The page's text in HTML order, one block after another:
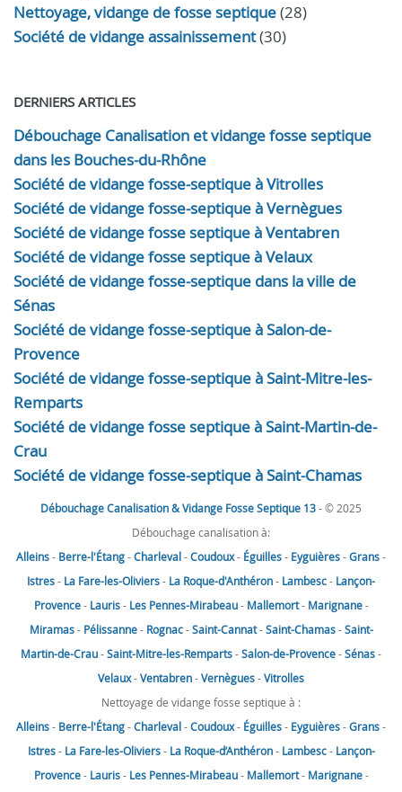
Nettoyage, vidange de fosse septique(28)
Société de vidange assainissement(30)
DERNIERS ARTICLES
Débouchage Canalisation et vidange fosse septique
dans les Bouches-du-Rhône
Société de vidange fosse-septique à Vitrolles
Société de vidange fosse-septique à Vernègues
Société de vidange fosse septique à Ventabren
Société de vidange fosse septique à Velaux
Société de vidange fosse-septique dans la ville de
Sénas
Société de vidange fosse-septique à Salon-de-
Provence
Société de vidange fosse-septique à Saint-Mitre-les-
Remparts
Société de vidange fosse septique à Saint-Martin-de-
Crau
Société de vidange fosse-septique à Saint-Chamas
Débouchage Canalisation & Vidange Fosse Septique 13- © 2025
Débouchage canalisation à:
Alleins- Berre-l'Étang-Charleval-Coudoux- Éguilles- Eyguières-Grans-
Istres- La Fare-les-Oliviers- La Roque-d'Anthéron- Lambesc- Lançon-
Provence- Lauris- Les Pennes-Mirabeau- Mallemort- Marignane-
Miramas- Pélissanne- Rognac-Saint-Cannat-Saint-Chamas-Saint-
Martin-de-Crau-Saint-Mitre-les-Remparts-Salon-de-Provence-Sénas-
Velaux-Ventabren-Vernègues-Vitrolles
Nettoyage de vidange fosse septique à :
Alleins- Berre-l'Étang-Charleval-Coudoux- Éguilles- Eyguières-Grans-
Istres- La Fare-les-Oliviers- La Roque-d’Anthéron- Lambesc- Lançon-
Provence- Lauris- Les Pennes-Mirabeau- Mallemort- Marignane-